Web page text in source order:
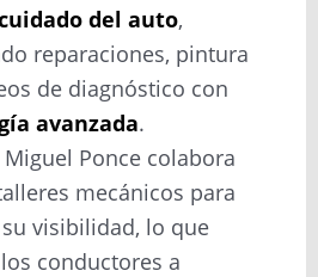
del auto,
reparaciones, pintura
de diagnóstico con
avanzada.
Ponce colabora
mecánicos para
visibilidad, lo que
conductores a